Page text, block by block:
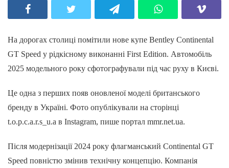
На дорогах столиці помітили нове купе Bentley Continental
GT Speed у рідкісному виконанні First Edition. Автомобіль
2025 модельного року сфотографували під час руху в Києві.
Це одна з перших появ оновленої моделі британського
бренду в Україні. Фото опублікували на сторінці
t.o.p.c.a.r.s_u.a в Instagram, пише портал mmr.net.ua.
Після модернізації 2024 року флагманський Continental GT
Speed повністю змінив технічну концепцію. Компанія